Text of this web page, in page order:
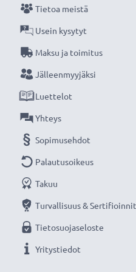
Tietoa meistä
Usein kysytyt
Maksu ja toimitus
Jälleenmyyjäksi
Luettelot
Yhteys
Sopimusehdot
Palautusoikeus
Takuu
Turvallisuus & Sertifioinnit
Tietosuojaseloste
Yritystiedot